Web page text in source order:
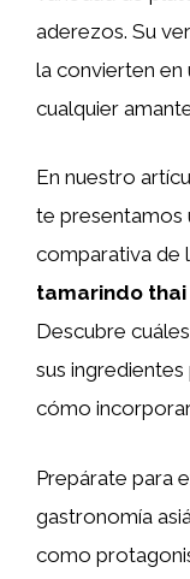
aderezos. Su
la convierten en
cualquier
En nuestro
te presentamos
comparativa de
tamarindo thai
Descubre
sus
cómo
Prepárate para
gastronomía
como